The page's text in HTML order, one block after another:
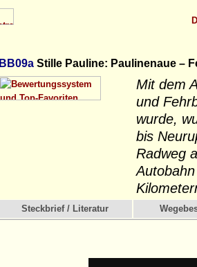
BB09a Stille Pauline: Paulinenaue –
Mit dem
und
wurde,
bis
Radweg
Steckbrief / Literatur